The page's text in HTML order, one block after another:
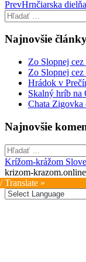
Post
navigation
PrevHrnčiarska
Hľadať:
Najnovšie
Zo Slopnej
Zo Slopnej
Hrádok v
Skalný hríb
Chata
Najnovšie
Hľadať:
Krížom-krážom
krizom-
Translate »